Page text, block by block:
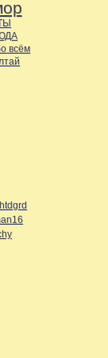
всём